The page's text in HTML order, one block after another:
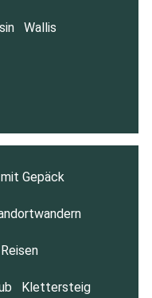
Wallis
Gepäck
Klettersteig